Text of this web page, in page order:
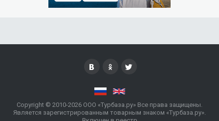
Copyright © 2010-2026 ООО «Турбаза.ру» Все права защищены.
Является зарегистрированным товарным знаком «Турбаза.ру».